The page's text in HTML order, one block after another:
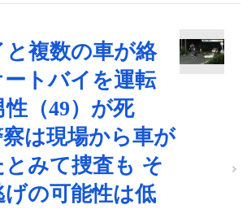
複数の車が絡
トバイを運転
（49）が死
は現場から車が
みて捜査も そ
の可能性は低